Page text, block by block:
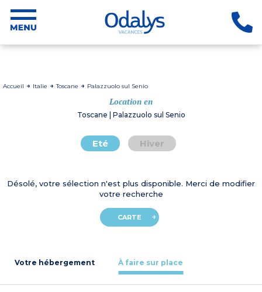
Accueil Italie Toscane Palazzuolo sul Senio
Location en
Toscane | Palazzuolo sul Senio
Eté Hiver
Désolé, votre sélection n'est plus disponible. Merci de modifier
votre recherche
CARTE
Votre hébergement À faire sur place